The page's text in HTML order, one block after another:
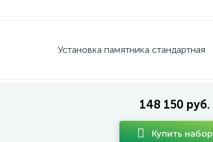
Установка памятника стандартная
148 150 руб.
Купить набор